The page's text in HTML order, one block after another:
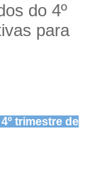
do 4º
para
trimestre de